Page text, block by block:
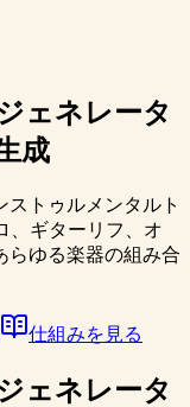
ェネレータ
成
トゥルメンタルト
、ギターリフ、オ
らゆる楽器の組み合
仕組みを見る
ェネレータ